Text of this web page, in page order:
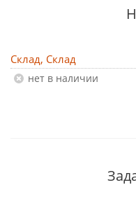
Склад, Склад
Нет в наличии